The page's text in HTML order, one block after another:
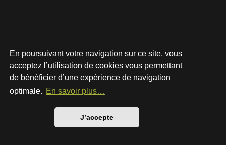
En poursuivant votre navigation sur ce site, vous
acceptez l’utilisation de cookies vous permettant
de bénéficier d’une expérience de navigation
optimale. En savoir plus…
J’accepte
Développé parphpBB® Forum Software © phpBB Limited
Style par
Traduction française officielle